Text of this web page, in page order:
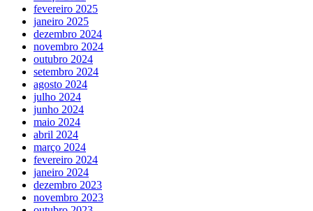
fevereiro 2025
janeiro 2025
dezembro 2024
novembro 2024
outubro 2024
setembro 2024
agosto 2024
julho 2024
junho 2024
maio 2024
abril 2024
março 2024
fevereiro 2024
janeiro 2024
dezembro 2023
novembro 2023